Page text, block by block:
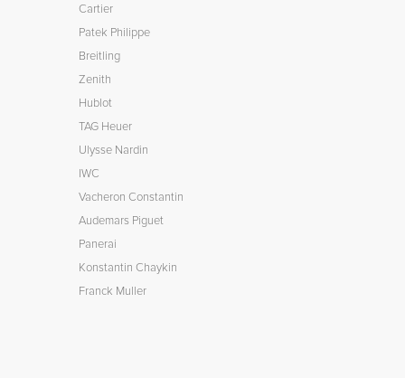
Cartier
Patek Philippe
Breitling
Zenith
Hublot
TAG Heuer
Ulysse Nardin
IWC
Vacheron Constantin
Audemars Piguet
Panerai
Konstantin Chaykin
Franck Muller